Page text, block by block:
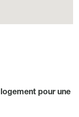
pour une